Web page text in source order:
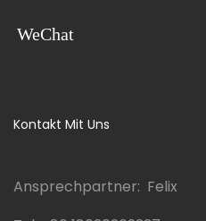
WeChat
Kontakt Mit Uns
Ansprechpartner: Felix